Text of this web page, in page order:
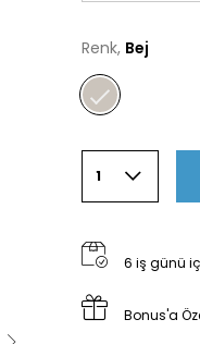
Renk, Bej
1
6 iş günü
Bonus'a